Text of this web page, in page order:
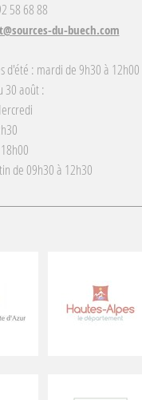
58 68 88
du-buech.com
d'été : mardi de 9h30 à 12h00
30 août :
de 09h30 à 12h30